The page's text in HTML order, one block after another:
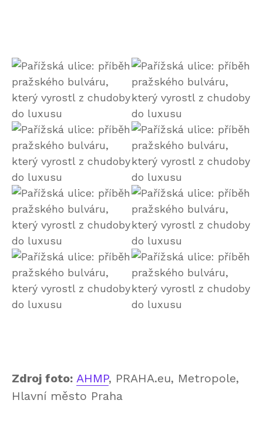
Zdroj foto: AHMP, PRAHA.eu, Metropole,
Hlavní město Praha